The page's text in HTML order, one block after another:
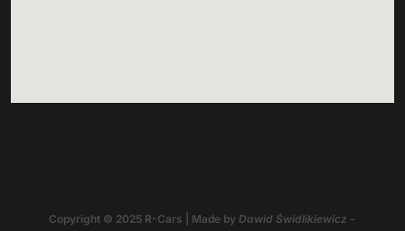
Copyright © 2025 R-Cars | Made by Dawid Świdlikiewicz -